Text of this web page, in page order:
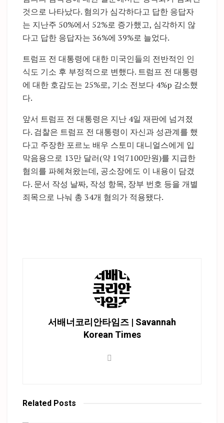
것으로 나타났다. 혐의가 심각하다고 답한 응답자
는 지난주 50%에서 52%로 증가했고, 심각하지 않
다고 답한 응답자는 36%에 39%로 늘었다.
트럼프 전 대통령에 대한 미국인들의 전반적인 인
식도 기소 후 부정적으로 변했다. 트럼프 전 대통령
에 대한 호감도는 25%로, 기소 전보다 4%p 감소했
다.
앞서 트럼프 전 대통령은 지난 4일 재판에 넘겨졌
다. 검찰은 트럼프 전 대통령이 자신과 성관계를 했
다고 주장한 포르노 배우 스토미 대니얼스에게 입
막음용으로 13만 달러(약 1억7100만원)를 지급한
혐의를 파헤쳐왔는데, 공소장에도 이 내용이 담겼
다. 문서 작성 날짜, 작성 항목, 장부 번호 등을 개별
죄목으로 나눠 총 34개 혐의가 적용됐다.
서배너코리안타임즈 | Savannah
Korean Times
Related Posts